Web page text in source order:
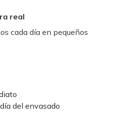
real
cada día en pequeños
del envasado